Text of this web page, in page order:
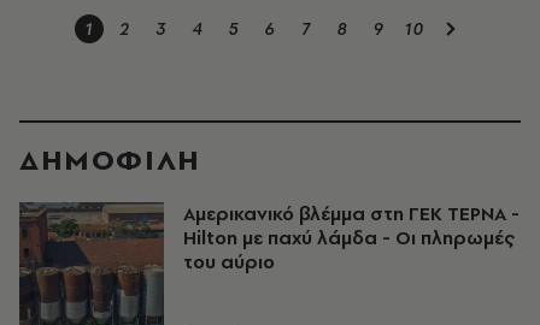
1 2 3 4 5 6 7 8 9 10
ΔΗΜΟΦΙΛΗ
Αμερικανικό βλέμμα στη ΓΕΚ ΤΕΡΝΑ -
Hilton με παχύ λάμδα - Οι πληρωμές
του αύριο